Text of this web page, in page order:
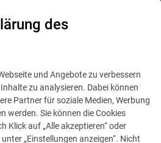
des
und Angebote zu verbessern
zu analysieren. Dabei können
Partner für soziale Medien, Werbung
werden. Sie können die Cookies
Klick auf „Alle akzeptieren“ oder
„Einstellungen anzeigen“. Nicht